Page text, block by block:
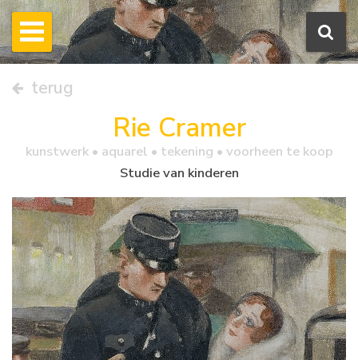
terug
Rie Cramer
kunstwerk • aquarel • tekening • voorheen te koop
Studie van kinderen